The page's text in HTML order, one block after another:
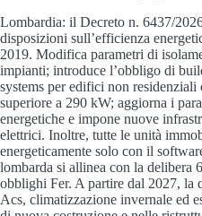
Lombardia: il Decreto n. 6437/
disposizioni sull’efficienza
2019. Modifica parametri di
impianti; introduce l’obbligo di
systems per edifici non
superiore a 290 kW; aggiorna i
energetiche e impone nuove
elettrici. Inoltre, tutte le unità
energeticamente solo con il
lombarda si allinea con la delibera
obblighi Fer. A partire dal 2027, la
Acs, climatizzazione invernale ed